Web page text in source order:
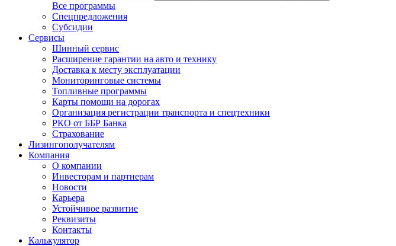
Все программы
Спецпредложения
Субсидии
Сервисы
Шинный сервис
Расширение гарантии на авто и технику
Доставка к месту эксплуатации
Мониторинговые системы
Топливные программы
Карты помощи на дорогах
Организация регистрации транспорта и спецтехники
РКО от ББР Банка
Страхование
Лизингополучателям
Компания
О компании
Инвесторам и партнерам
Новости
Карьера
Устойчивое развитие
Реквизиты
Контакты
Калькулятор